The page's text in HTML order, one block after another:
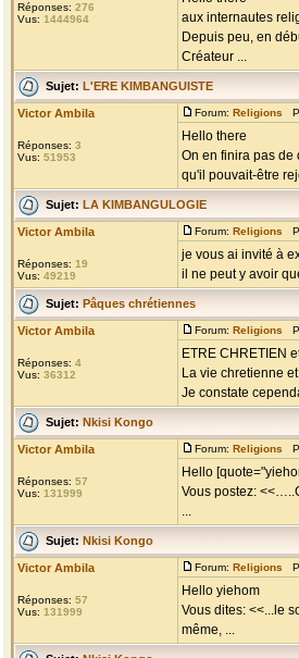
Réponses: 276
Vus: 1444964
aux internautes
Depuis peu, en
Créateur ...
Sujet: L'ERE KIMBANGUISTE
Victor Ambila
Réponses: 3
Vus: 51953
Forum: Religions
Hello there
On en finira pas de
qu'il pouvait-être
Sujet: LA KIMBANGULOGIE
Victor Ambila
Réponses: 19
Vus: 49219
Forum: Religions
je vous ai invité à
il ne peut y avoir
Sujet: Pâques chrétiennes
Victor Ambila
Réponses: 4
Vus: 36312
Forum: Religions
ETRE CHRETIEN
La vie chretienne
Je constate
Sujet: Nkisi Kongo
Victor Ambila
Réponses: 57
Vus: 131999
Forum: Religions
Hello
Vous postez:
...
Sujet: Nkisi Kongo
Victor Ambila
Réponses: 57
Vus: 131999
Forum: Religions
Hello yiehom
Vous dites: <<...le
même, ...